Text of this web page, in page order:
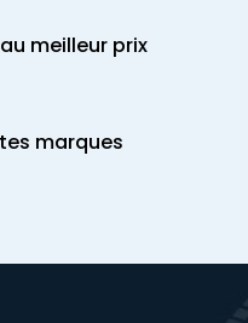
meilleur prix
marques